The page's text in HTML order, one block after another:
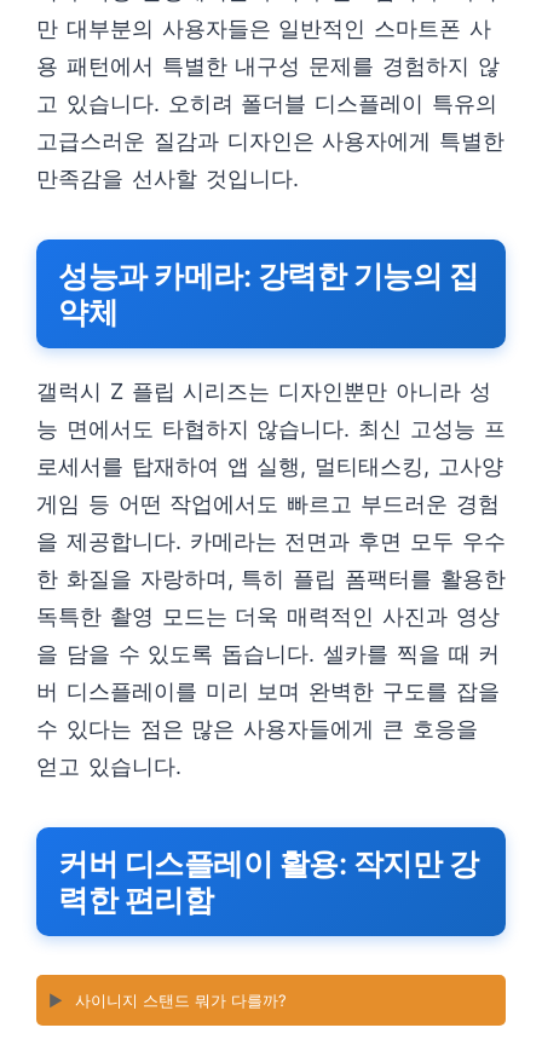
만 대부분의 사용자들은 일반적인 스마트폰 사
용 패턴에서 특별한 내구성 문제를 경험하지 않
고 있습니다. 오히려 폴더블 디스플레이 특유의
고급스러운 질감과 디자인은 사용자에게 특별한
만족감을 선사할 것입니다.
성능과 카메라: 강력한 기능의 집
약체
갤럭시 Z 플립 시리즈는 디자인뿐만 아니라 성
능 면에서도 타협하지 않습니다. 최신 고성능 프
로세서를 탑재하여 앱 실행, 멀티태스킹, 고사양
게임 등 어떤 작업에서도 빠르고 부드러운 경험
을 제공합니다. 카메라는 전면과 후면 모두 우수
한 화질을 자랑하며, 특히 플립 폼팩터를 활용한
독특한 촬영 모드는 더욱 매력적인 사진과 영상
을 담을 수 있도록 돕습니다. 셀카를 찍을 때 커
버 디스플레이를 미리 보며 완벽한 구도를 잡을
수 있다는 점은 많은 사용자들에게 큰 호응을
얻고 있습니다.
커버 디스플레이 활용: 작지만 강
력한 편리함
▶️ 사이니지 스탠드 뭐가 다를까?